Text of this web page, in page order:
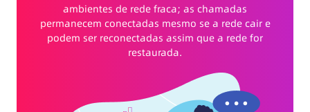
ambientes de rede fraca; as chamadas
permanecem conectadas mesmo se a rede cair e
podem ser reconectadas assim que a rede for
restaurada.